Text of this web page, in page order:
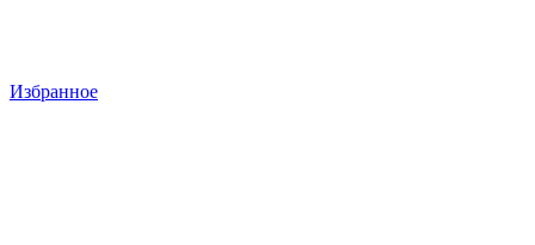
Избранное